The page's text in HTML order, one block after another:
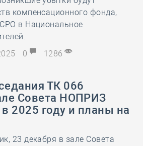
компенсационного фонда,
в Национальное
0 1286
ТК 066
Совета НОПРИЗ
2025 году и планы на
23 декабря в зале Совета